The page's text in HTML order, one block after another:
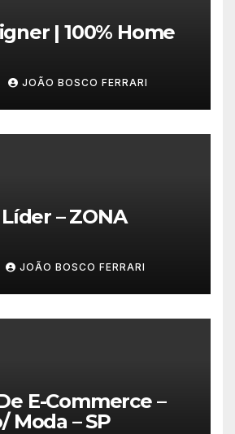
| 100% Home
JOÃO BOSCO FERRARI
– ZONA
JOÃO BOSCO FERRARI
E-Commerce –
Moda – SP